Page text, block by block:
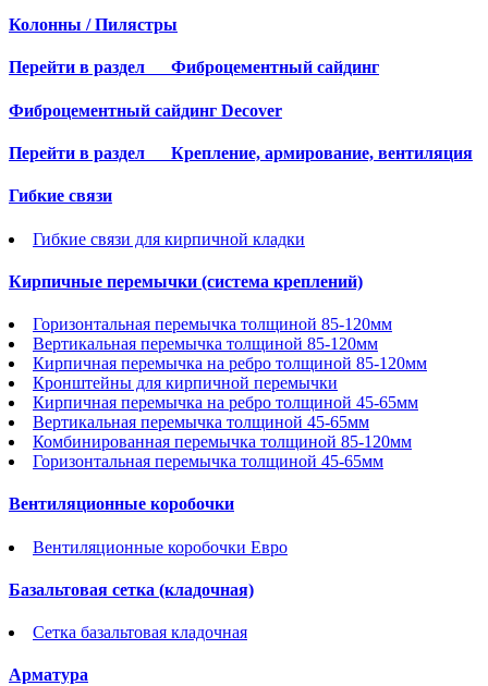
Колонны / Пилястры
Перейти в раздел Фиброцементный сайдинг
Фиброцементный сайдинг Decover
Перейти в раздел Крепление, армирование, вентиляция
Гибкие связи
Гибкие связи для кирпичной кладки
Кирпичные перемычки (система креплений)
Горизонтальная перемычка толщиной 85-120мм
Вертикальная перемычка толщиной 85-120мм
Кирпичная перемычка на ребро толщиной 85-120мм
Кронштейны для кирпичной перемычки
Кирпичная перемычка на ребро толщиной 45-65мм
Вертикальная перемычка толщиной 45-65мм
Комбинированная перемычка толщиной 85-120мм
Горизонтальная перемычка толщиной 45-65мм
Вентиляционные коробочки
Вентиляционные коробочки Евро
Базальтовая сетка (кладочная)
Сетка базальтовая кладочная
Арматура